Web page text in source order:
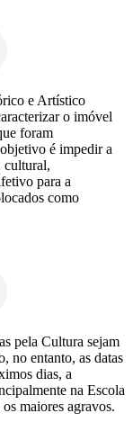
e Artístico
o imóvel
foram
é impedir a
cultural,
para a
como
pela Cultura sejam
no entanto, as datas
dias, a
na Escola
maiores agravos.